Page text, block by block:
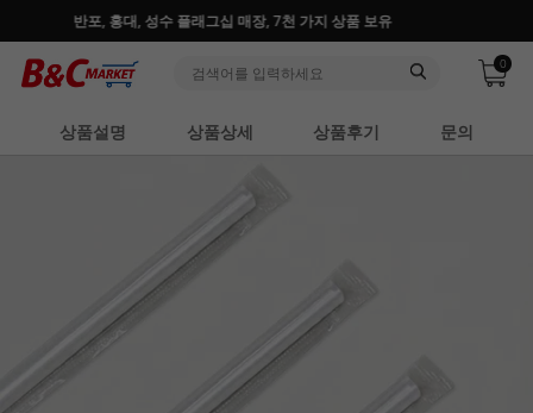
30만 홈베이커 1.2만 사업자가 즐겨찾는 마켓리더
0
상품설명 상품상세 상품후기 문의